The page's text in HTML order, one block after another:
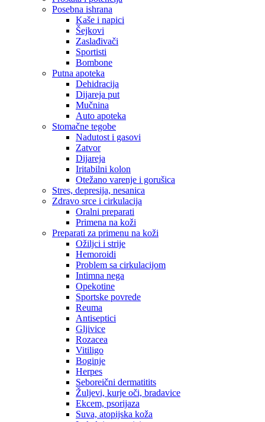
Posebna ishrana
Kaše i napici
Šejkovi
Zaslađivači
Sportisti
Bombone
Putna apoteka
Dehidracija
Dijareja put
Mučnina
Auto apoteka
Stomačne tegobe
Nadutost i gasovi
Zatvor
Dijareja
Iritabilni kolon
Otežano varenje i gorušica
Stres, depresija, nesanica
Zdravo srce i cirkulacija
Oralni preparati
Primena na koži
Preparati za primenu na koži
Ožiljci i strije
Hemoroidi
Problem sa cirkulacijom
Intimna nega
Opekotine
Sportske povrede
Reuma
Antiseptici
Gljivice
Rozacea
Vitiligo
Boginje
Herpes
Seboreični dermatitits
Žuljevi, kurje oči, bradavice
Ekcem, psorijaza
Suva, atopijska koža